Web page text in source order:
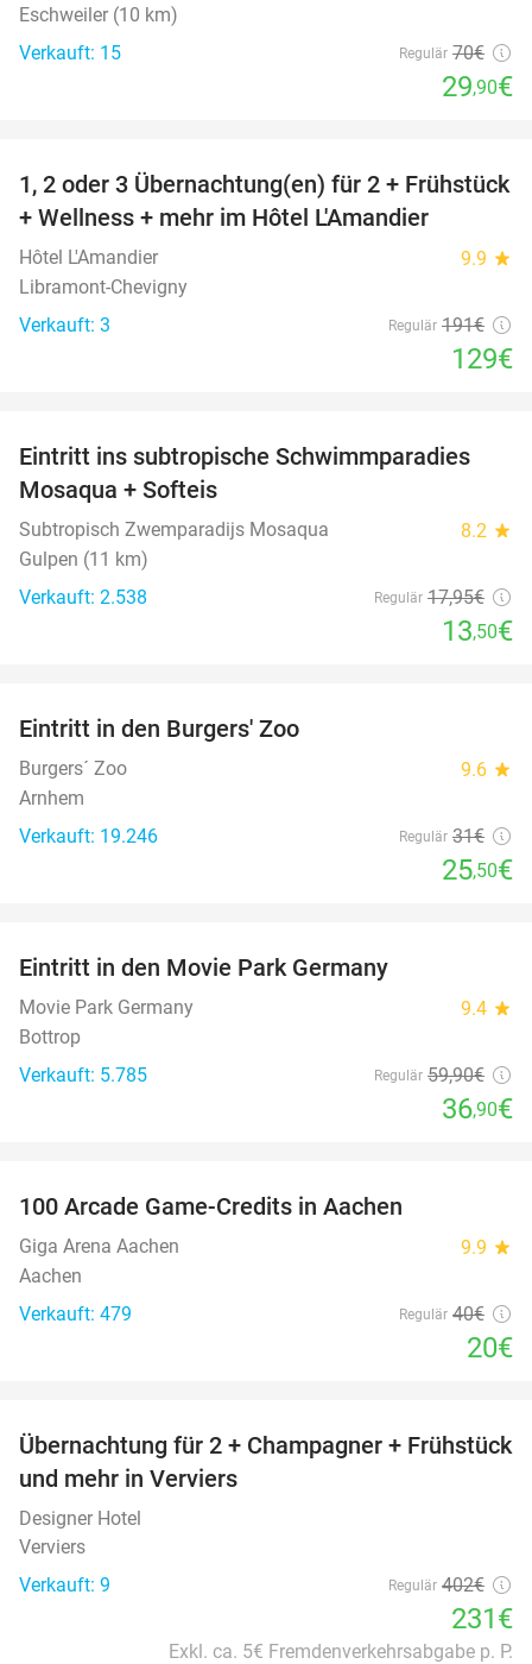
Eschweiler (10 km)
Verkauft: 15
Regulär 70€
29,90€
32%
TODAY
1, 2 oder 3 Übernachtung(en) für 2 + Frühstück
+ Wellness + mehr im Hôtel L'Amandier
Hôtel L'Amandier 9.9 star
Libramont-Chevigny
Verkauft: 3
Regulär 191€
129€
25%
Eintritt ins subtropische Schwimmparadies
Mosaqua + Softeis
Subtropisch Zwemparadijs Mosaqua 8.2 star
Gulpen (11 km)
Verkauft: 2.538
Regulär 17,95€
13,50€
Eintritt in den Burgers' Zoo
Burgers´ Zoo 9.6 star
Arnhem
Verkauft: 19.246
Regulär 31€
25,50€
Eintritt in den Movie Park Germany
Movie Park Germany 9.4 star
Bottrop
Verkauft: 5.785
Regulär 59,90€
36,90€
100 Arcade Game-Credits in Aachen
Giga Arena Aachen 9.9 star
Aachen
Verkauft: 479
Regulär 40€
20€
43%
Übernachtung für 2 + Champagner + Frühstück
und mehr in Verviers
Designer Hotel
Verviers
Verkauft: 9
Regulär 402€
231€
Exkl. ca. 5€ Fremdenverkehrsabgabe p. P.